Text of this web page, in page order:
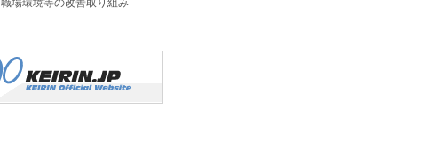
職場環境等の改善取り組み